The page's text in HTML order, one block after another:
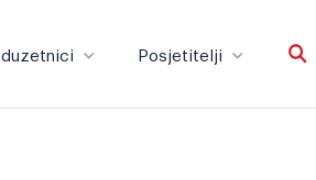
Posjetitelji